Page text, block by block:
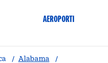
AEROPORTI
/ Alabama
/